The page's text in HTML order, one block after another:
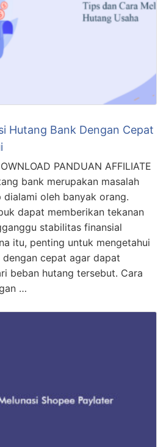
Hutang Bank Dengan Cepat
PANDUAN AFFILIATE
bank merupakan masalah
dialami oleh banyak orang.
dapat memberikan tekanan
stabilitas finansial
itu, penting untuk mengetahui
cepat agar dapat
beban hutang tersebut. Cara
…